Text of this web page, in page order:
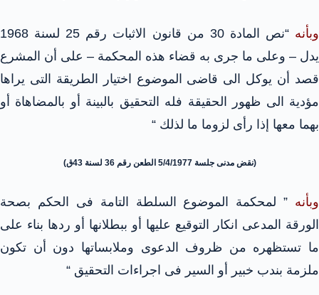
وبأنه
“نص المادة 30 من قانون الاثبات رقم 25 لسنة 1968
يدل – وعلى ما جرى به قضاء هذه المحكمة – على أن المشرع
قصد أن يوكل الى قاضى الموضوع اختيار الطريقة التى يراها
مؤدية الى ظهور الحقيقة فله التحقيق بالبينة أو بالمضاهاة أو
بهما معها إذا رأى لزوما ما لذلك “
(نقض مدنى جلسة 5/4/1977 الطعن رقم 36 لسنة 43ق)
وبأنه ” لمحكمة الموضوع السلطة التامة فى الحكم بصحة
الورقة المدعى انكار التوقيع عليها أو ببطلانها أو ردها بناء على
ما تستظهره من ظروف الدعوى وملابساتها دون أن تكون
ملزمة بندب خبير أو السير فى اجراءات التحقيق “